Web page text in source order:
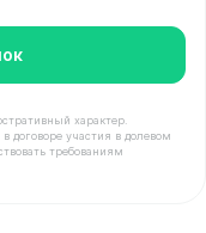
характер.
договоре участия в долевом
требованиям